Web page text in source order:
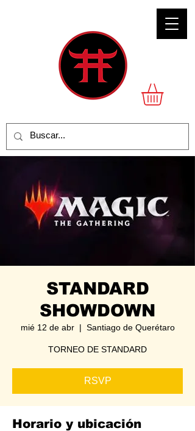
STANDARD
SHOWDOWN
mié 12 de abr
  |
Santiago de Querétaro
TORNEO DE STANDARD
RSVP
Horario y ubicación